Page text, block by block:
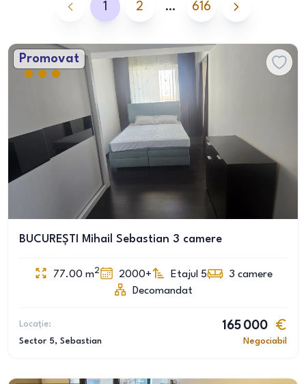
1 2 … 616
Promovat
BUCUREȘTI Mihail Sebastian 3 camere
77.00 m2 2000+ Etajul 5 3 camere
Decomandat
Locație:
Sector 5, Sebastian
165 000
Negociabil